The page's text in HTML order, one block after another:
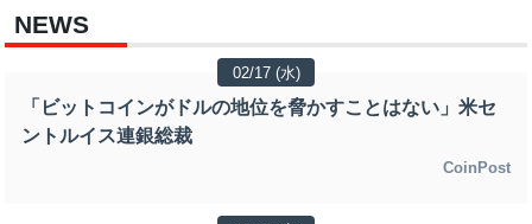
NEWS
02/17 (水)
「ビットコインがドルの地位を脅かすことはない」米セ
ントルイス連銀総裁
CoinPost